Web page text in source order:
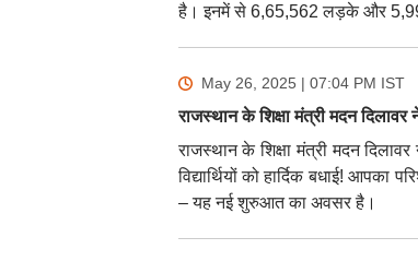
है। इनमें से 6,65,562 लड़के और
May 26, 2025 | 07:04 PM IST
राजस्थान के शिक्षा मंत्री मदन दिलावर ने
राजस्थान के शिक्षा मंत्री मदन
विद्यार्थियों को हार्दिक बधाई! आपका
– यह नई शुरुआत का अवसर है।